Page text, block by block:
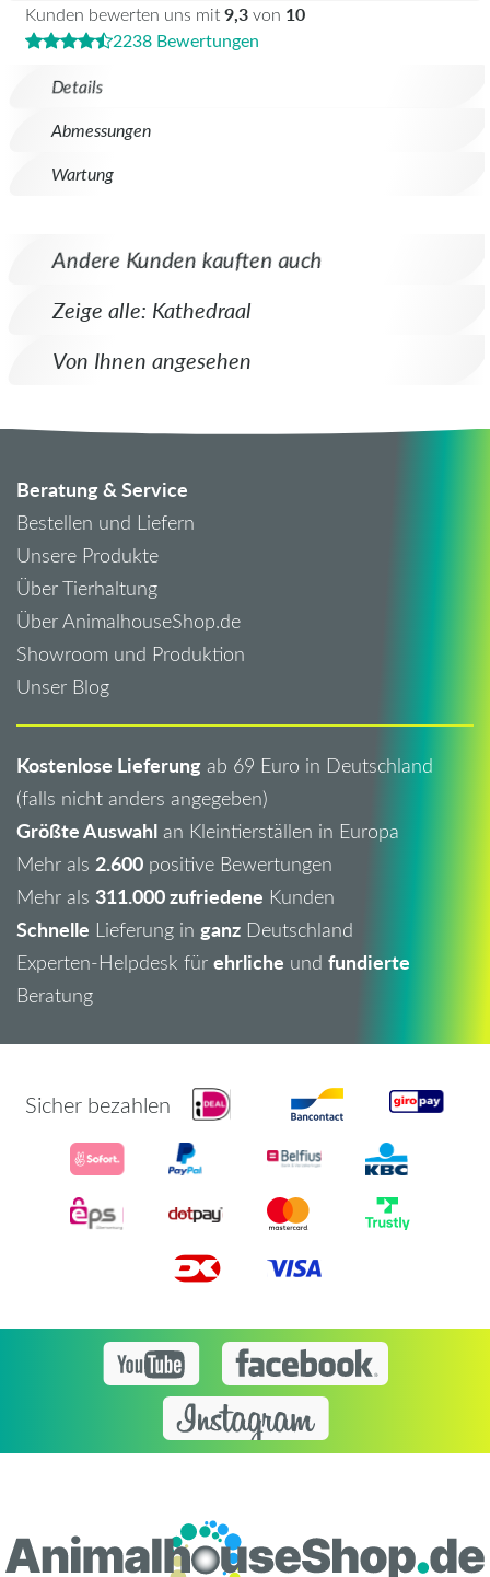
Details
Abmessungen
Wartung
Kunden bewerten uns mit9,3von 10
2238 Bewertungen
Andere Kunden kauften auch
Zeige alle: Kathedraal
Von Ihnen angesehen
Beratung & Service
Bestellen und Liefern
Unsere Produkte
Über Tierhaltung
Über AnimalhouseShop.de
Showroom und Produktion
Unser Blog
Kostenlose Lieferung ab 69 Euro in Deutschland
(falls nicht anders angegeben)
Größte Auswahl an Kleintierställen in Europa
Mehr als 2.600 positive Bewertungen
Mehr als 311.000 zufriedene Kunden
Schnelle Lieferung in ganz Deutschland
Experten-Helpdesk für ehrliche und fundierte
Beratung
Sicher bezahlen